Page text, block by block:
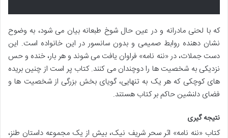
که با لحنی مادرانه و در عین حال شوخ طبعانه بیان می شود، به وضوح
نشان دهنده روابط صمیمی و بدون سانسور در این خانواده است. این
دست جملات، در «ننه نامه» فراوان یافت می شوند و هر بار، خنده و حس
نزدیکی به شخصیت ها را دوچندان می کنند. کتاب پر است از چنین بریده
های کوچکی که هر یک به تنهایی، گویای بخش بزرگی از شخصیت ها و
فضای دلنشین حاکم بر کتاب هستند.
نتیجه گیری
کتاب «ننه نامه» اثر سحر شریف نیک، بیش از یک مجموعه داستان طنز،